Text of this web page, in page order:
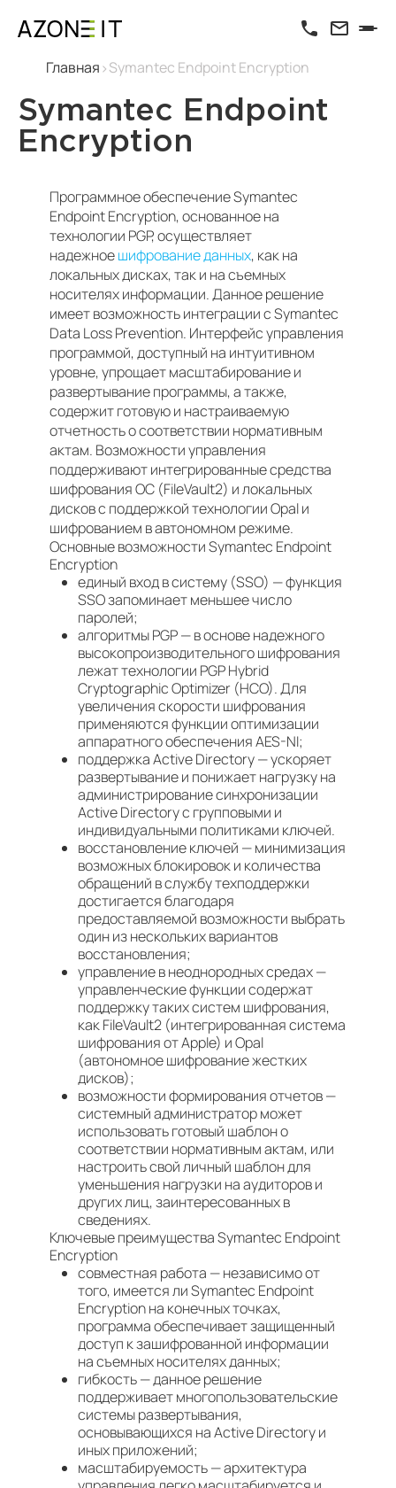
Главная Symantec Endpoint Encryption
Symantec Endpoint
Encryption
Программное обеспечение Symantec
Endpoint Encryption, основанное на
технологии PGP, осуществляет
надежноешифрование данных, как на
локальных дисках, так и на съемных
носителях информации. Данное решение
имеет возможность интеграции с Symantec
Data Loss Prevention. Интерфейс управления
программой, доступный на интуитивном
уровне, упрощает масштабирование и
развертывание программы, а также,
содержит готовую и настраиваемую
отчетность о соответствии нормативным
актам. Возможности управления
поддерживают интегрированные средства
шифрования ОС (FileVault2) и локальных
дисков с поддержкой технологии Opal и
шифрованием в автономном режиме.
Основные возможности Symantec Endpoint
Encryption
единый вход в систему (SSO) — функция
SSO запоминает меньшее число
паролей;
алгоритмы PGP — в основе надежного
высокопроизводительного шифрования
лежат технологии PGP Hybrid
Cryptographic Optimizer (HCO). Для
увеличения скорости шифрования
применяются функции оптимизации
аппаратного обеспечения AES-NI;
поддержка Active Directory — ускоряет
развертывание и понижает нагрузку на
администрирование синхронизации
Active Directory с групповыми и
индивидуальными политиками ключей.
восстановление ключей — минимизация
возможных блокировок и количества
обращений в службу техподдержки
достигается благодаря
предоставляемой возможности выбрать
один из нескольких вариантов
восстановления;
управление в неоднородных средах —
управленческие функции содержат
поддержку таких систем шифрования,
как FileVault2 (интегрированная система
шифрования от Apple) и Opal
(автономное шифрование жестких
дисков);
возможности формирования отчетов —
системный администратор может
использовать готовый шаблон о
соответствии нормативным актам, или
настроить свой личный шаблон для
уменьшения нагрузки на аудиторов и
других лиц, заинтересованных в
сведениях.
Ключевые преимущества Symantec Endpoint
Encryption
совместная работа — независимо от
того, имеется ли Symantec Endpoint
Encryption на конечных точках,
программа обеспечивает защищенный
доступ к зашифрованной информации
на съемных носителях данных;
гибкость — данное решение
поддерживает многопользовательские
системы развертывания,
основывающихся на Active Directory и
иных приложений;
масштабируемость — архитектура